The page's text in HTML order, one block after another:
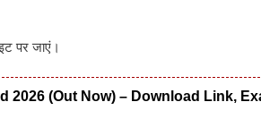
पर जाएं।
2026 (Out Now) – Download Link,